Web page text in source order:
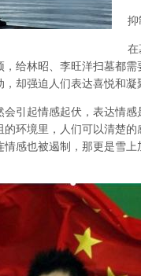
抑
在
给林昭、李旺洋扫墓都
却强迫人们表达喜悦和凝
引起情感起伏， 表达情感
的环境里，人们可以清楚
感也被遏制，那更是雪